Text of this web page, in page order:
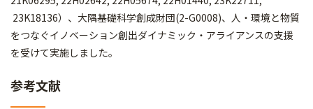
23K18136）、大隅基礎科学創成財団(2-G0008)、人・環境と物質
をつなぐイノベーション創出ダイナミック・アライアンスの支援
を受けて実施しました。
参考文献